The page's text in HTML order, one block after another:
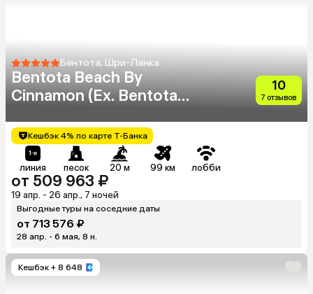
Бентота, Шри-Ланка
Bentota Beach By
Cinnamon (Ex. Bentota
10
7 отзывов
Кешбэк 4% по карте Т-Банка
линия песок 20 м 99 км лобби
от 509 963 ₽
19 апр. - 26 апр., 7 ночей
Выгодные туры на соседние даты
от 713 576 ₽
28 апр. - 6 мая, 8 н.
Кешбэк + 8 648